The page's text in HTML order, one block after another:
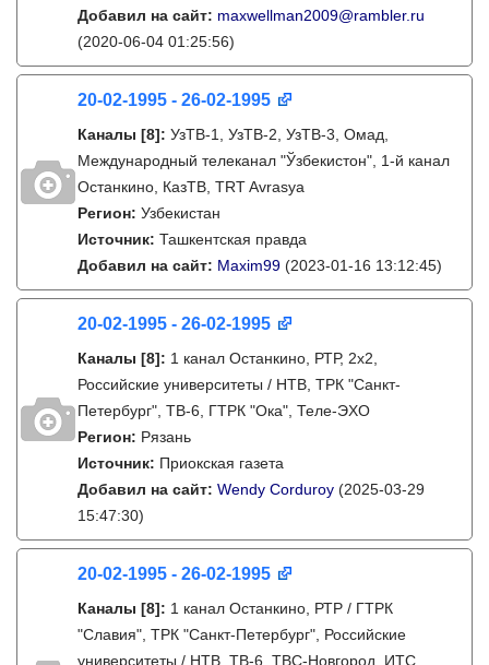
Добавил на сайт: maxwellman2009@rambler.ru
(2020-06-04 01:25:56)
20-02-1995 - 26-02-1995
Каналы [8]: УзТВ-1, УзТВ-2, УзТВ-3, Омад,
Международный телеканал "Ўзбекистон", 1-й канал
Останкино, КазТВ, TRT Avrasya
Регион: Узбекистан
Источник: Ташкентская правда
Добавил на сайт: Maxim99 (2023-01-16 13:12:45)
20-02-1995 - 26-02-1995
Каналы [8]: 1 канал Останкино, РТР, 2х2,
Российские университеты / НТВ, ТРК "Санкт-
Петербург", ТВ-6, ГТРК "Ока", Теле-ЭХО
Регион: Рязань
Источник: Приокская газета
Добавил на сайт: Wendy Corduroy (2025-03-29
15:47:30)
20-02-1995 - 26-02-1995
Каналы [8]: 1 канал Останкино, РТР / ГТРК
"Славия", ТРК "Санкт-Петербург", Российские
университеты / НТВ, ТВ-6, ТВС-Новгород, ИТС,